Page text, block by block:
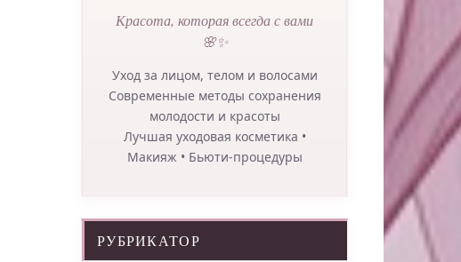
Красота, которая всегда с вами
🌸✨
Уход за лицом, телом и волосами
Современные методы сохранения
молодости и красоты
Лучшая уходовая косметика •
Макияж • Бьюти-процедуры
РУБРИКАТОР